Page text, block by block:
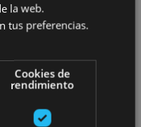
la web.
tus preferencias.
Cookies de
rendimiento